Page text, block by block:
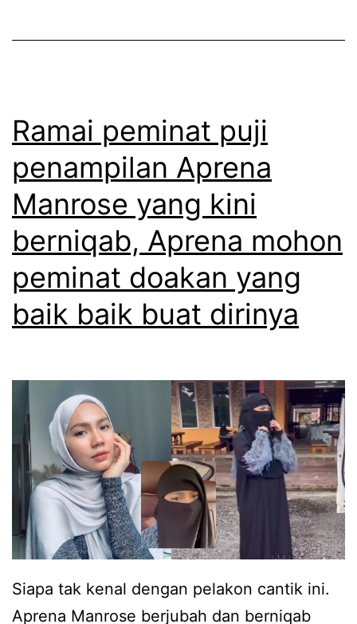
k
i
s
e
l
m
b
a
i
n
i
e
s
A
a
m
p
l
b
e
a
i
s
u
o
Ramai peminat puji
penampilan Aprena
Manrose yang kini
berniqab, Aprena mohon
peminat doakan yang
baik baik buat dirinya
Siapa tak kenal dengan pelakon cantik ini.
Aprena Manrose berjubah dan berniqab